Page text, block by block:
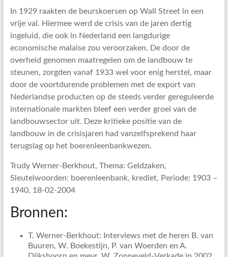
In 1929 raakten de beurskoersen op Wall Street in een
vrije val. Hiermee werd de crisis van de jaren dertig
ingeluid, die ook in Nederland een langdurige
economische malaise zou veroorzaken. De door de
overheid genomen maatregelen om de landbouw te
steunen, zorgden vanaf 1933 wel voor enig herstel, maar
door de voortdurende problemen met de export van
Nederlandse producten op de steeds verder gereguleerde
internationale markten bleef een verder groei van de
landbouwsector uit. Deze kritieke positie van de
landbouw in de crisisjaren had vanzelfsprekend haar
terugslag op het boerenleenbankwezen.
Trudy Werner-Berkhout, Thema: Geldzaken,
Sleutelwoorden: boerenleenbank, krediet, Periode: 1903 –
1940, 18-02-2004
Bronnen:
T. Werner-Berkhout: Interviews met de heren B. van
Buuren, W. Boekestijn, P. van Woerden en A.